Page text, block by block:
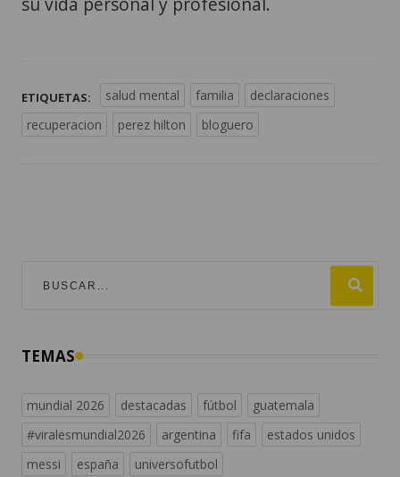
ETIQUETAS: salud mental familia
declaraciones
recuperacion
perez hilton bloguero
TEMAS
mundial 2026 destacadas fútbol
guatemala
#viralesmundial2026
argentina fifa
estados unidos
messi
españa universofutbol